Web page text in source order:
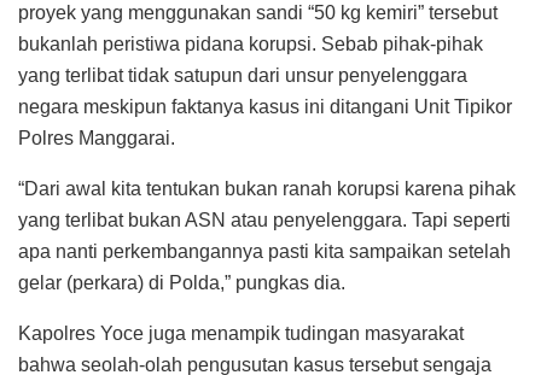
proyek yang menggunakan sandi “50 kg kemiri” tersebut
bukanlah peristiwa pidana korupsi. Sebab pihak-pihak
yang terlibat tidak satupun dari unsur penyelenggara
negara meskipun faktanya kasus ini ditangani Unit Tipikor
Polres Manggarai.
“Dari awal kita tentukan bukan ranah korupsi karena pihak
yang terlibat bukan ASN atau penyelenggara. Tapi seperti
apa nanti perkembangannya pasti kita sampaikan setelah
gelar (perkara) di Polda,” pungkas dia.
Kapolres Yoce juga menampik tudingan masyarakat
bahwa seolah-olah pengusutan kasus tersebut sengaja